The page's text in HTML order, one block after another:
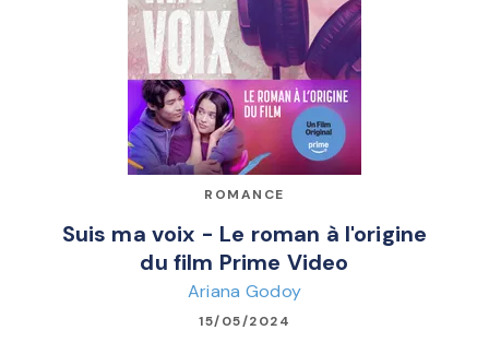
ROMANCE
Suis ma voix - Le roman à l'origine
du film Prime Video
Ariana Godoy
15/05/2024